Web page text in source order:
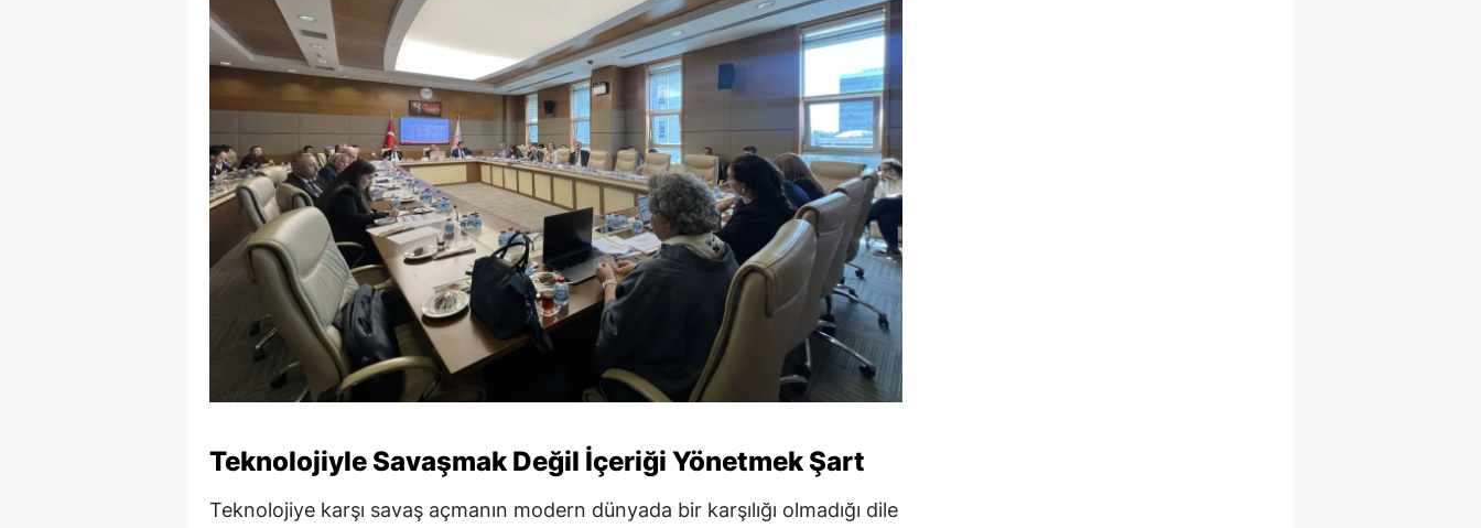
Teknolojiyle Savaşmak Değil İçeriği Yönetmek Şart
Teknolojiye karşı savaş açmanın modern dünyada bir karşılığı olmadığı dile